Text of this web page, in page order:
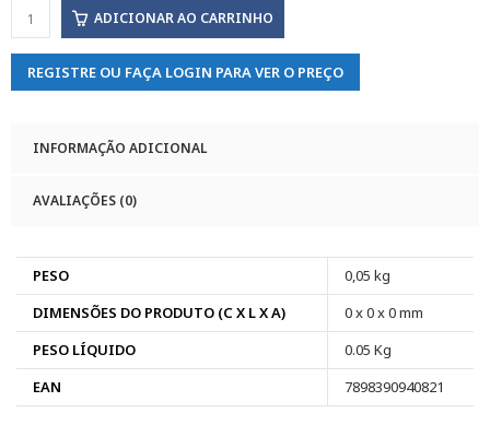
ADICIONAR AO CARRINHO
REGISTRE OU FAÇA LOGIN PARA VER O PREÇO
INFORMAÇÃO ADICIONAL
AVALIAÇÕES (0)
PESO
0,05 kg
DIMENSÕES DO PRODUTO (C X L X A)
0 x 0 x 0 mm
PESO LÍQUIDO
0.05 Kg
EAN
7898390940821